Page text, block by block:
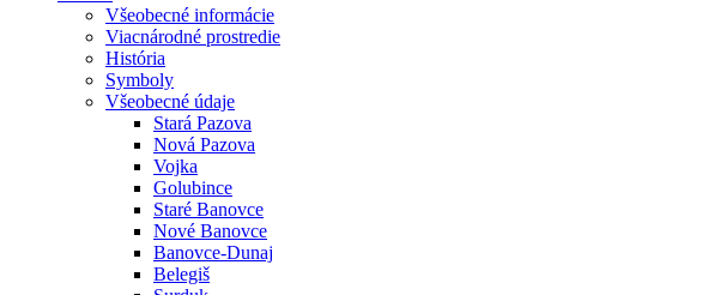
Všeobecné informácie
Viacnárodné prostredie
História
Symboly
Všeobecné údaje
Stará Pazova
Nová Pazova
Vojka
Golubince
Staré Banovce
Nové Banovce
Banovce-Dunaj
Belegiš